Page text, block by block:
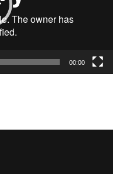
00:00